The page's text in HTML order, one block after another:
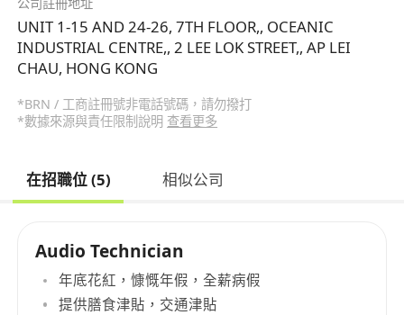
UNIT 1-15 AND 24-26, 7TH FLOOR,, OCEANIC
INDUSTRIAL CENTRE,, 2 LEE LOK STREET,, AP LEI
CHAU, HONG KONG
*BRN / 工商註冊號非電話號碼，請勿撥打
*數據來源與責任限制說明 查看更多
在招職位 (5) 相似公司
Audio Technician
年底花紅，慷慨年假，全薪病假
提供膳食津貼，交通津貼